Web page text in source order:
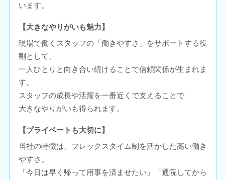
います。
【大きなやりがいも魅力】
現場で働くスタッフの「働きやすさ」をサポートする役
割として、
一人ひとりと向き合い続けることで信頼関係が生まれま
す。
スタッフの成長や活躍を一番近くで支えることで
大きなやりがいも得られます。
【プライベートも大切に】
当社の特徴は、フレックスタイム制を活かした高い働き
やすさ。
「今日は早く帰って用事を済ませたい」「通院してから